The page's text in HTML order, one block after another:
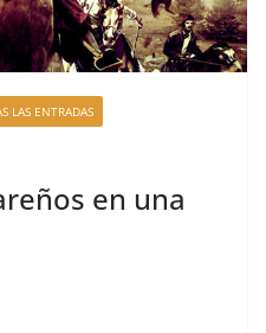
LAS ENTRADAS
en una